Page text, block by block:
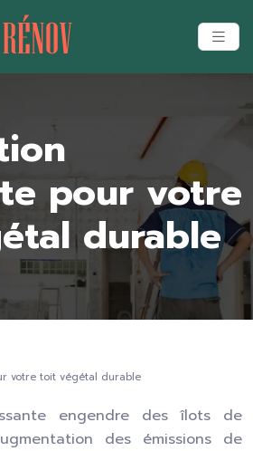
pour votre
durable
votre toit végétal durable
engendre des îlots de
des émissions de